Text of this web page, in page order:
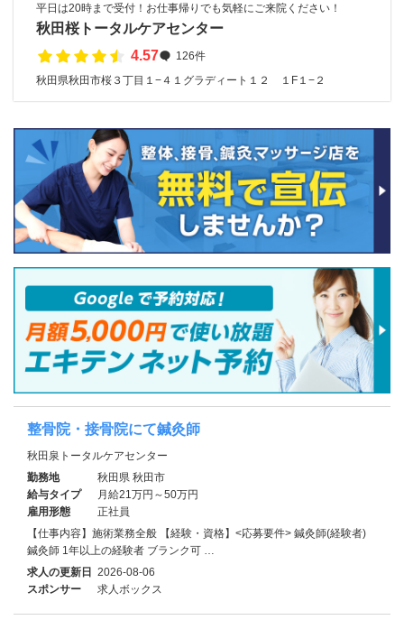
平日は20時まで受付！お仕事帰りでも気軽にご来院ください！
秋田桜トータルケアセンター
4.57
126件
秋田県秋田市桜３丁目１−４１グラディート１２ １F１−２
整骨院・接骨院にて鍼灸師
秋田泉トータルケアセンター
勤務地
秋田県 秋田市
給与タイプ
月給21万円～50万円
雇用形態
正社員
【仕事内容】施術業務全般 【経験・資格】<応募要件> 鍼灸師(経験者)
鍼灸師 1年以上の経験者 ブランク可 …
求人の更新日 2026-08-06
スポンサー
求人ボックス